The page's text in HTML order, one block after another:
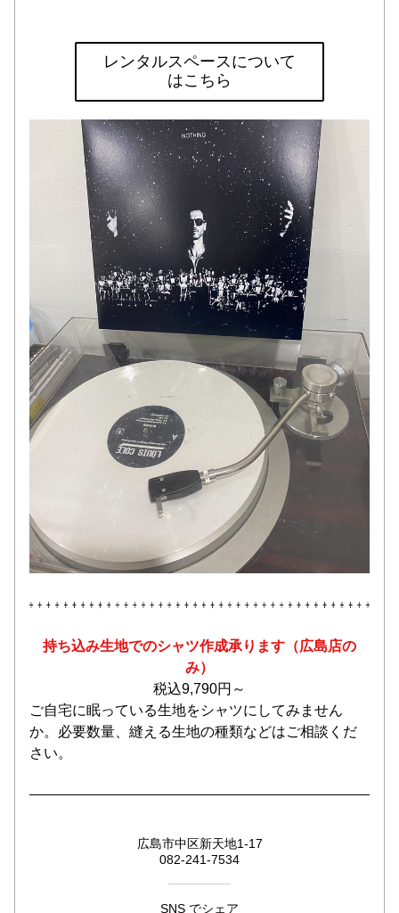
レンタルスペースについて
はこちら
持ち込み生地でのシャツ作成承ります（広島店の
み）
税込9,790円～
ご自宅に眠っている生地をシャツにしてみません
か。必要数量、縫える生地の種類などはご相談くだ
さい。
広島市中区新天地1-17
082-241-7534
SNS でシェア